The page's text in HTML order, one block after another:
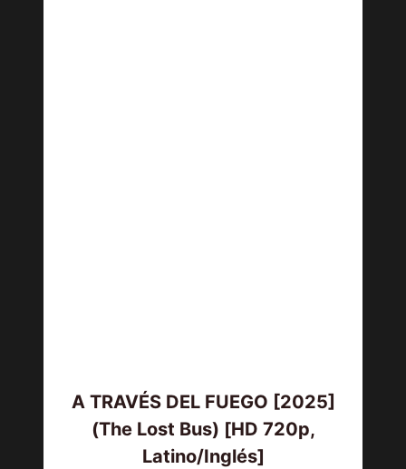
A TRAVÉS DEL FUEGO [2025]
(The Lost Bus) [HD 720p,
Latino/Inglés]